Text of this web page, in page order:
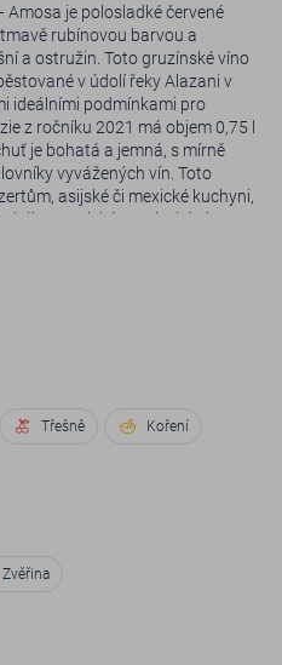
Amosa je polosladké červené
rubínovou barvou a
a ostružin. Toto gruzínské víno
v údolí řeky Alazani v
ideálními podmínkami pro
z ročníku 2021 má objem 0,75 l
je bohatá a jemná, s mírně
vyvážených vín. Toto
asijské či mexické kuchyni,
autentické gruzínské víno s
Třešně Koření
Zvěřina